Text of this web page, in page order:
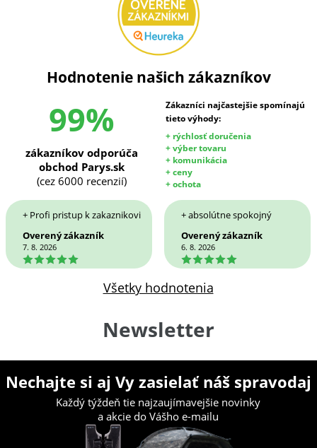
Hodnotenie našich zákazníkov
99%
Zákazníci najčastejšie spomínajú
tieto výhody:
+ rýchlosť doručenia
+ výber tovaru
+ komunikácia
+ ceny
+ ochota
zákazníkov odporúča
obchod Parys.sk
(cez 6000 recenzií)
+ Profi pristup k zakaznikovi
Overený zákazník
7. 8. 2026
5
+ absolútne spokojný
Overený zákazník
6. 8. 2026
5
Všetky hodnotenia
Newsletter
Nechajte si aj Vy zasielať náš spravodaj
Každý týždeň tie najzaujímavejšie novinky
a akcie do Vášho e-mailu